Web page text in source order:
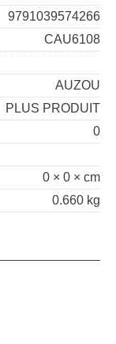
9791039574266
CAU6108
AUZOU
PLUS PRODUIT
0
0 × 0 × cm
0.660 kg